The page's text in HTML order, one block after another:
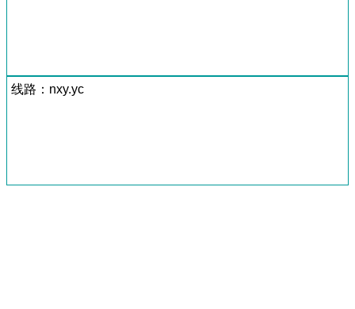
线路：nxy.yc